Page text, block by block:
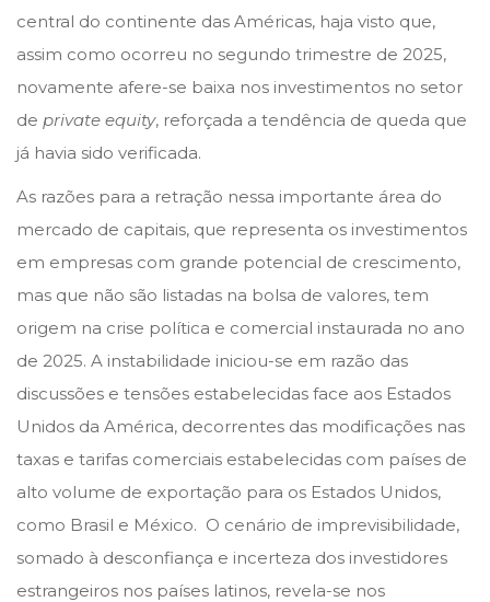
central do continente das Américas, haja visto que,
assim como ocorreu no segundo trimestre de 2025,
novamente afere-se baixa nos investimentos no setor
de private equity, reforçada a tendência de queda que
já havia sido verificada.
As razões para a retração nessa importante área do
mercado de capitais, que representa os investimentos
em empresas com grande potencial de crescimento,
mas que não são listadas na bolsa de valores, tem
origem na crise política e comercial instaurada no ano
de 2025. A instabilidade iniciou-se em razão das
discussões e tensões estabelecidas face aos Estados
Unidos da América, decorrentes das modificações nas
taxas e tarifas comerciais estabelecidas com países de
alto volume de exportação para os Estados Unidos,
como Brasil e México. O cenário de imprevisibilidade,
somado à desconfiança e incerteza dos investidores
estrangeiros nos países latinos, revela-se nos